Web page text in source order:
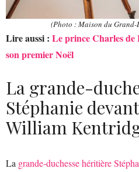
(Photo : Maison du
Lire aussi : Le prince Charles
son premier Noël
La grande-
Stéphanie
William
La grande-duchesse héritière